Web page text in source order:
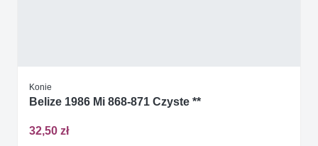
Konie
Belize 1986 Mi 868-871 Czyste **
32,50 zł